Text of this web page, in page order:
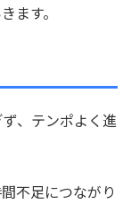
ます。
、テンポよく進
不足につながり